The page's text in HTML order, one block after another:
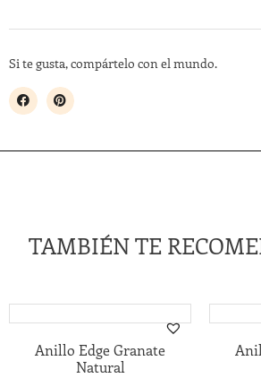
Si te gusta, compártelo con el mundo.
TAMBIÉN TE
Anillo Edge Granate
Natural